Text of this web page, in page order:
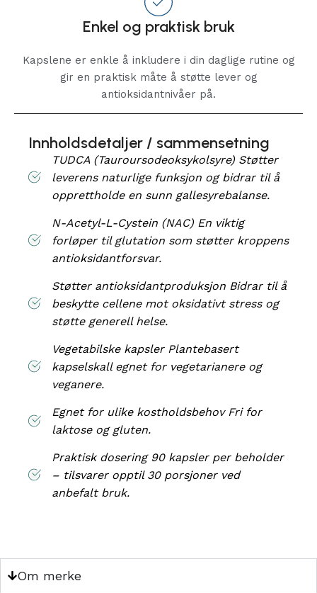
Enkel og praktisk bruk
Kapslene er enkle å inkludere i din daglige rutine og
gir en praktisk måte å støtte lever og
antioksidantnivåer på.
Innholdsdetaljer / sammensetning
TUDCA (Tauroursodeoksykolsyre) Støtter
leverens naturlige funksjon og bidrar til å
opprettholde en sunn gallesyrebalanse.
N-Acetyl-L-Cystein (NAC) En viktig
forløper til glutation som støtter kroppens
antioksidantforsvar.
Støtter antioksidantproduksjon Bidrar til å
beskytte cellene mot oksidativt stress og
støtte generell helse.
Vegetabilske kapsler Plantebasert
kapselskall egnet for vegetarianere og
veganere.
Egnet for ulike kostholdsbehov Fri for
laktose og gluten.
Praktisk dosering 90 kapsler per beholder
– tilsvarer opptil 30 porsjoner ved
anbefalt bruk.
Om merke